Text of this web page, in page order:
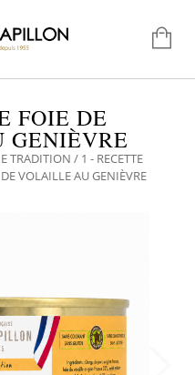
FOIE DE
TRADITION / 1 - RECETTE
VOLAILLE AU GENIÈVRE